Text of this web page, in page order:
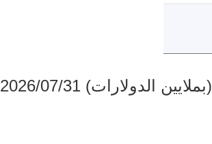
2026/07/31